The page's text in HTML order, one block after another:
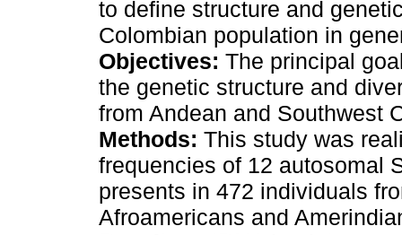
to define structure and
Colombian population in
Objectives: The principal
the genetic structure and
from Andean and Southwest
Methods: This study was
frequencies of 12 autosomal
presents in 472 individuals
Afroamericans and